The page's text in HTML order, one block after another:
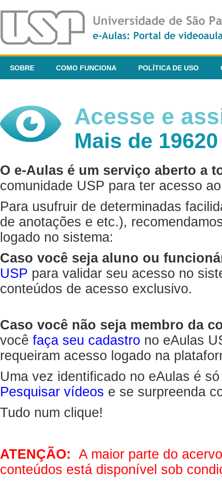
SOBRE COMO FUNCIONA POLÍTICA DE USO
Acesse e
Mais de
O e-Aulas é um serviço aberto a
comunidade USP para ter acesso
Para usufruir de determinadas
de anotações e etc.),
logado no sistema:
Caso você seja aluno ou
USP para validar seu acesso no
conteúdos de acesso exclusivo.
Caso você não seja membro da
você faça seu cadastro no eAulas
requeiram acesso logado na
Uma vez identificado no eAulas é
Pesquisar vídeos e se surpreenda
Tudo num clique!
ATENÇÃO: A maior parte do
conteúdos está disponível sob